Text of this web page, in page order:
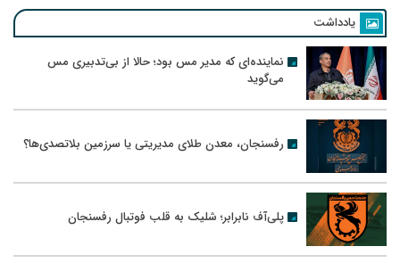
یادداشت
نماینده‌ای که مدیر مس بود؛ حالا از بی‌تدبیری مس
می‌گوید
رفسنجان، معدن طلای مدیریتی یا سرزمین بلاتصدی‌ها؟
پلی‌آف نابرابر؛ شلیک به قلب فوتبال رفسنجان